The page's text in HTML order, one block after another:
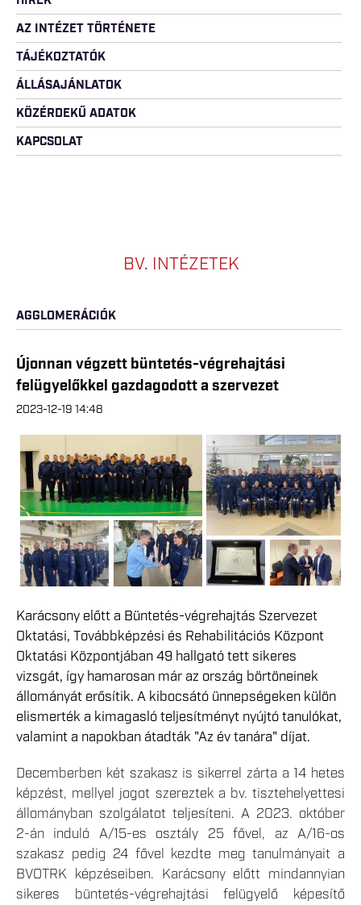
AZ INTÉZET TÖRTÉNETE
TÁJÉKOZTATÓK
ÁLLÁSAJÁNLATOK
KÖZÉRDEKŰ ADATOK
KAPCSOLAT
BV. INTÉZETEK
AGGLOMERÁCIÓK
Újonnan végzett büntetés-végrehajtási
felügyelőkkel gazdagodott a szervezet
2023-12-19 14:48
Karácsony előtt a Büntetés-végrehajtás Szervezet
Oktatási, Továbbképzési és Rehabilitációs Központ
Oktatási Központjában 49 hallgató tett sikeres
vizsgát, így hamarosan már az ország börtöneinek
állományát erősítik. A kibocsátó ünnepségeken külön
elismerték a kimagasló teljesítményt nyújtó tanulókat,
valamint a napokban átadták "Az év tanára" díjat.
Decemberben két szakasz is sikerrel zárta a 14 hetes
képzést, mellyel jogot szereztek a bv. tisztehelyettesi
állományban szolgálatot teljesíteni. A 2023. október
2-án induló A/15-es osztály 25 fővel, az A/16-os
szakasz pedig 24 fővel kezdte meg tanulmányait a
BVOTRK képzéseiben. Karácsony előtt mindannyian
sikeres büntetés-végrehajtási felügyelő képesítő